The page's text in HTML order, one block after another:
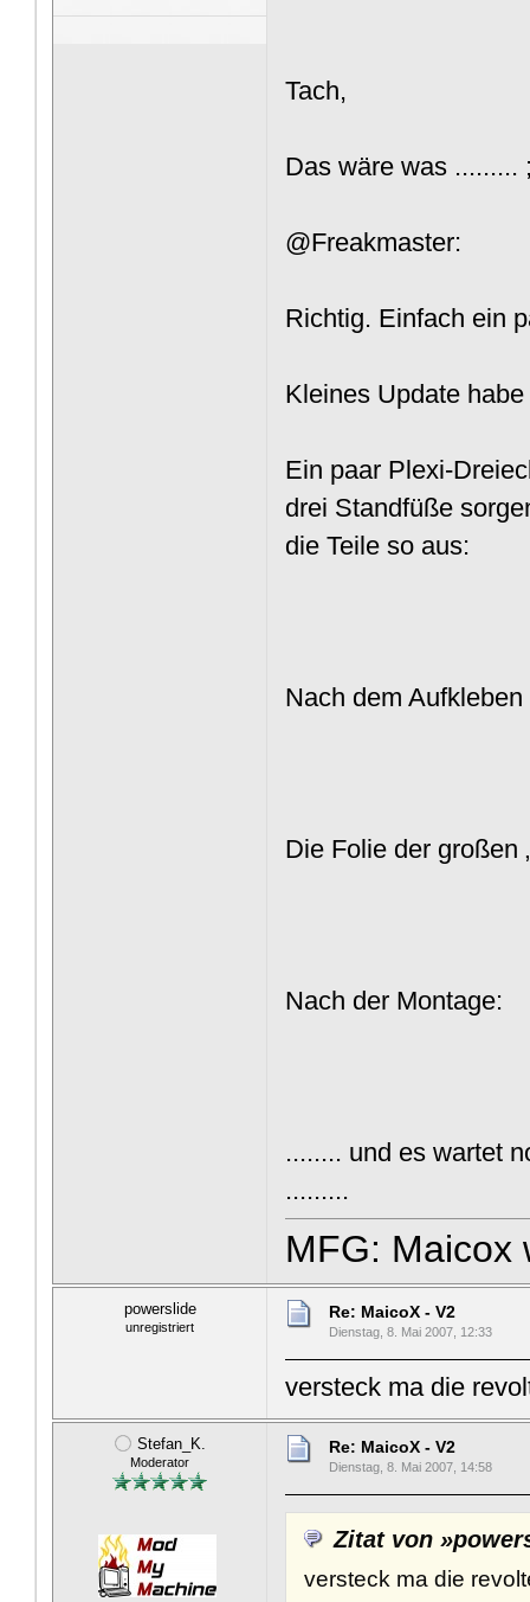
Tach,
Das wäre was .........
@Freakmaster:
Richtig. Einfach ein
Kleines Update
Ein paar Plexi-
drei Standfüße
die Teile so aus:
Nach dem
Die Folie der großen
Nach der Montage:
........ und es wartet
.........
MFG: Maicox
powerslide
unregistriert
Re: MaicoX - V2
Dienstag, 8. Mai 2007, 12:33
versteck ma die
Stefan_K.
Moderator
Re: MaicoX - V2
Dienstag, 8. Mai 2007, 14:58
Zitat von
versteck ma die